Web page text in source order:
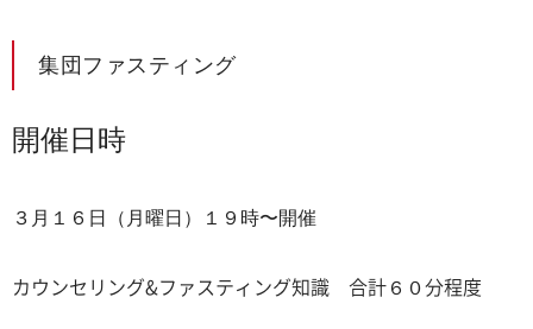
集団ファスティング
開催日時
３月１６日（月曜日）１９時〜開催
カウンセリング&ファスティング知識 合計６０分程度